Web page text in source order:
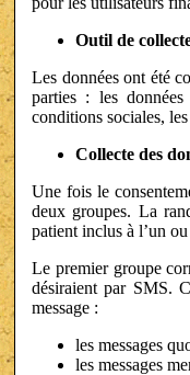
Outil de
Les données ont été
parties : les données
conditions sociales,
Collecte des
Une fois le
deux groupes. La
patient inclus à l’un
Le premier groupe
désiraient par SMS.
message :
les messages
les messages